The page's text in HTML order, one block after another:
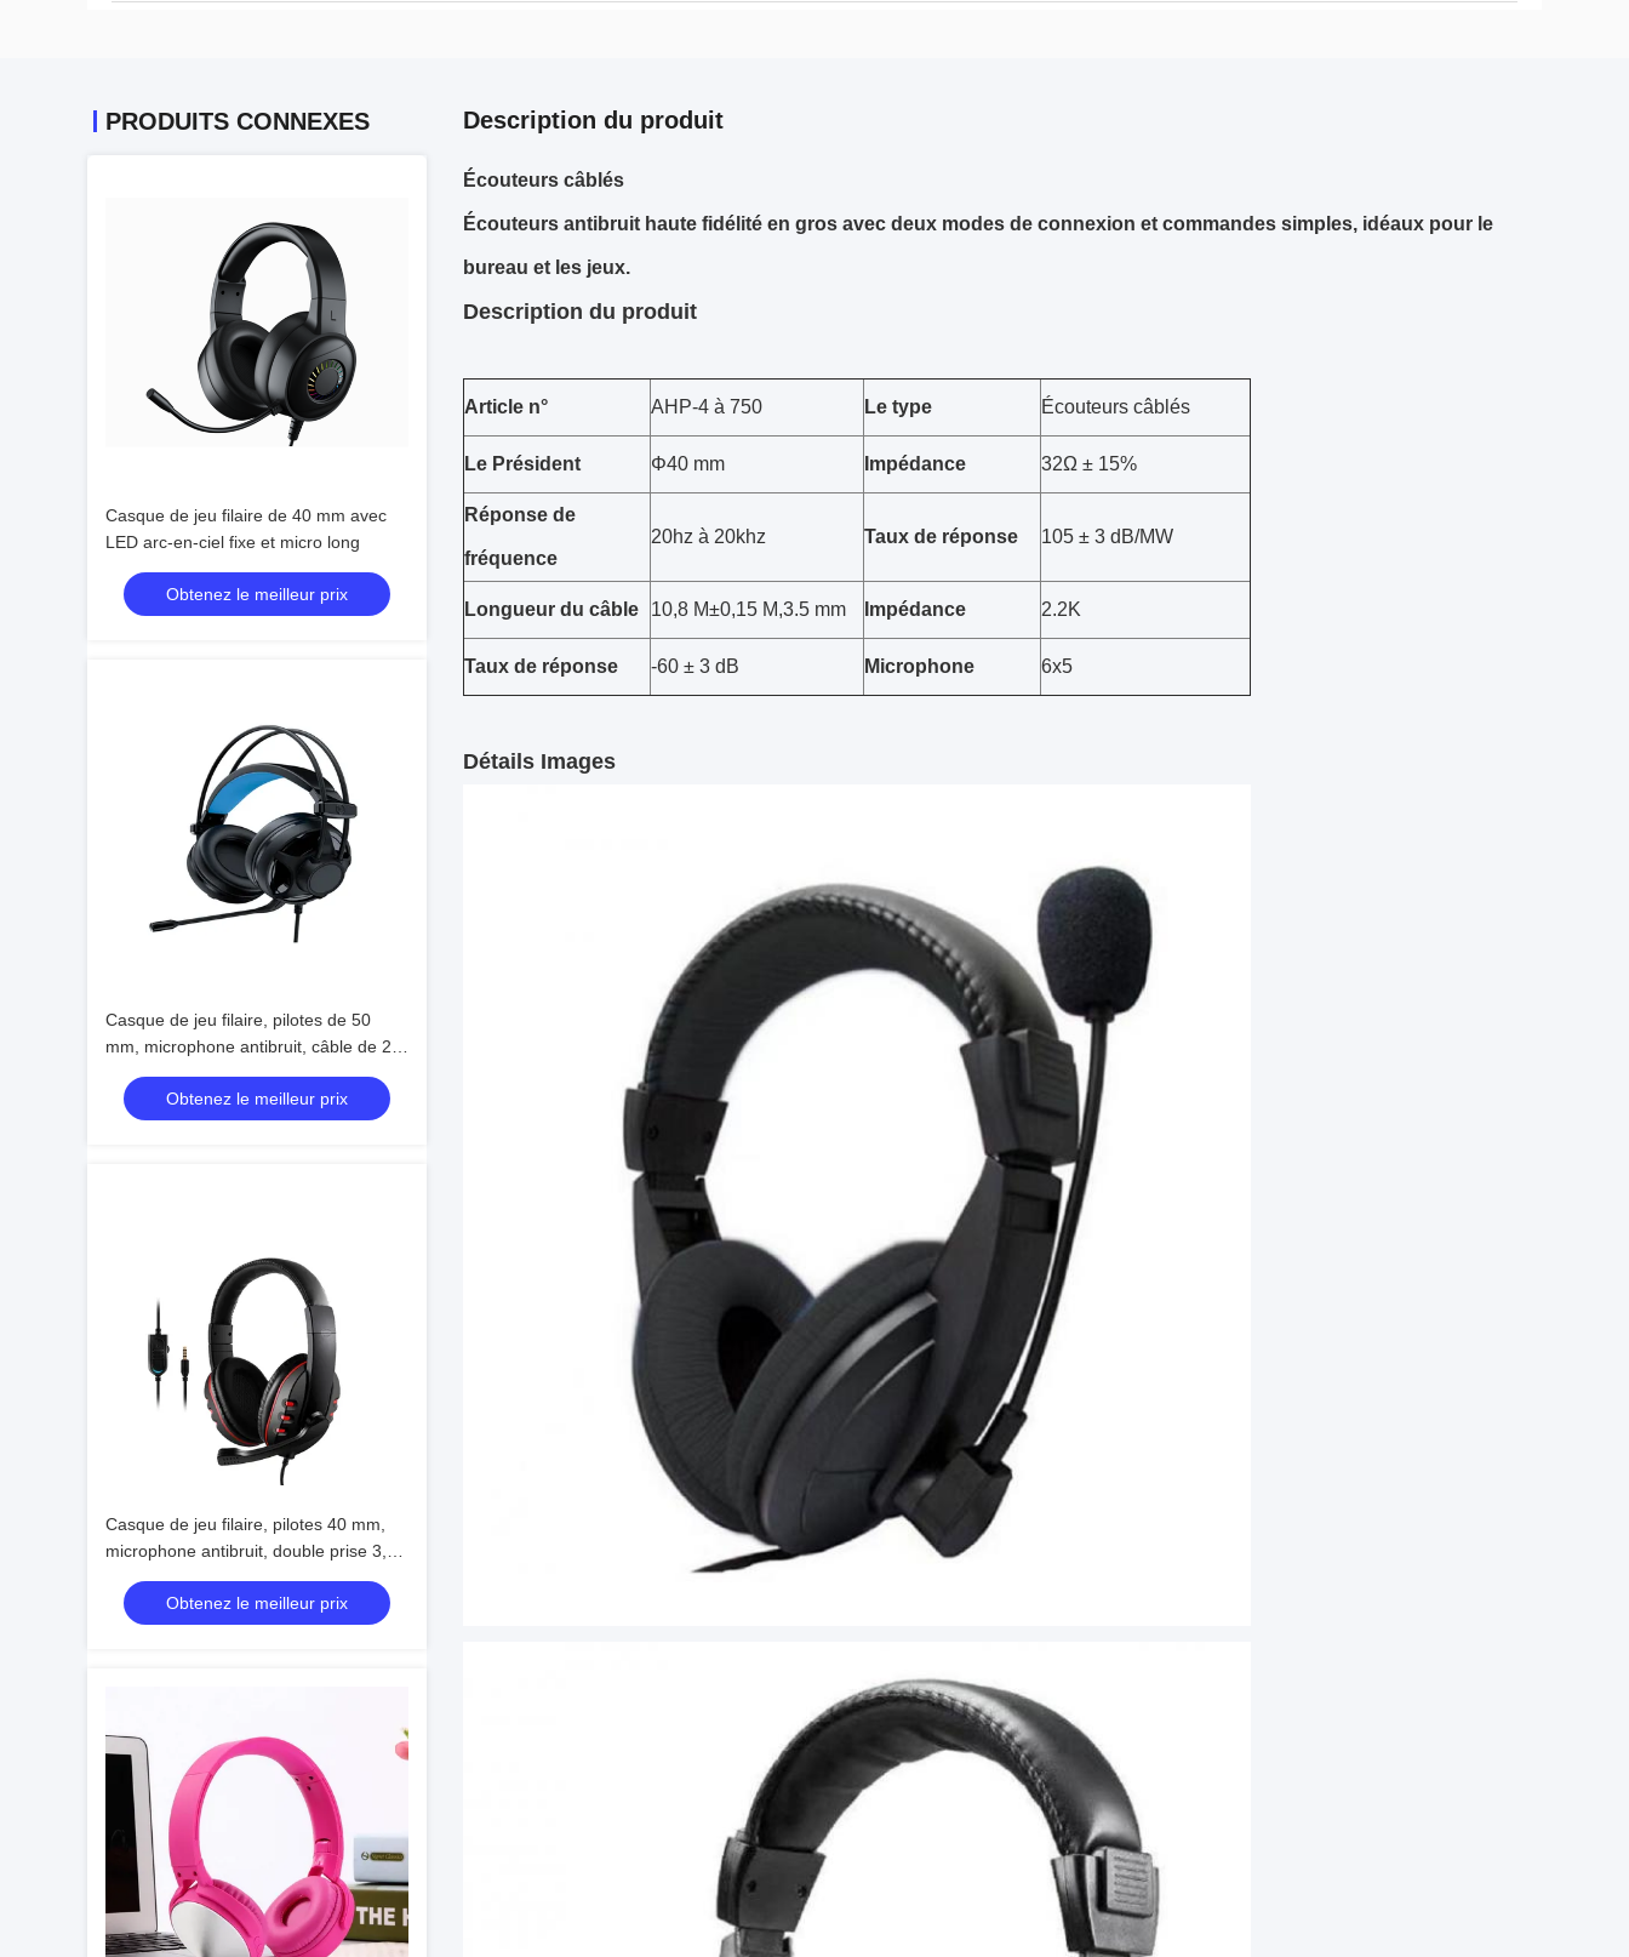
PRODUITS CONNEXES
Casque de jeu filaire de 40 mm avec
LED arc-en-ciel fixe et micro long
Obtenez le meilleur prix
Casque de jeu filaire, pilotes de 50
mm, microphone antibruit, câble de 2
Obtenez le meilleur prix
Casque de jeu filaire, pilotes 40 mm,
microphone antibruit, double prise 3,5
mm + USB, câble de 2 m
Obtenez le meilleur prix
Description du produit
Écouteurs câblés
Écouteurs antibruit haute fidélité en gros avec deux modes de connexion et commandes simples, idéaux pour le
bureau et les jeux.
Description du produit
Article n° AHP-4 à 750 Le type Écouteurs câblés
Le Président Φ40 mm Impédance 32Ω ± 15%
Réponse de
fréquence
20hz à 20khz Taux de réponse 105 ± 3 dB/MW
Longueur du câble 10,8 M±0,15 M,3.5 mm Impédance 2.2K
Taux de réponse -60 ± 3 dB Microphone 6x5
Détails Images